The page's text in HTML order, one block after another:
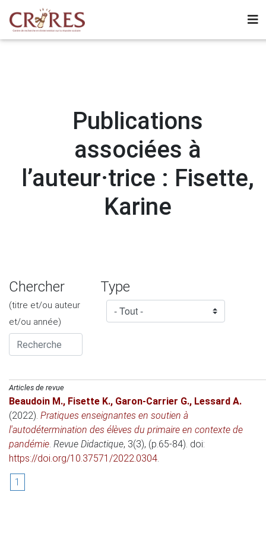
Publications
associées à
l’auteur·trice : Fisette,
Karine
Chercher
(titre et/ou auteur
et/ou année)
Type
Articles de revue
Beaudoin M., Fisette K., Garon-Carrier G., Lessard A.
(2022). Pratiques enseignantes en soutien à
l'autodétermination des élèves du primaire en contexte de
pandémie. Revue Didactique, 3(3), (p.65-84). doi:
https://doi.org/10.37571/2022.0304.
1